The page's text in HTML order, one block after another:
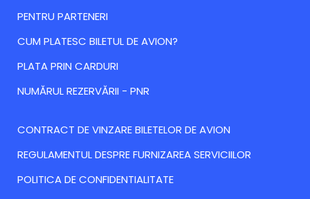
PENTRU PARTENERI
CUM PLATESC BILETUL DE AVION?
PLATA PRIN CARDURI
NUMĂRUL REZERVĂRII - PNR
CONTRACT DE VINZARE BILETELOR DE AVION
REGULAMENTUL DESPRE FURNIZAREA SERVICIILOR
POLITICA DE CONFIDENTIALITATE